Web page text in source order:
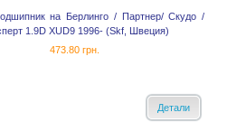
на Берлинго / Партнер/ Скудо /
1.9D XUD9 1996- (Skf, Швеция)
473.80 грн.
Детали